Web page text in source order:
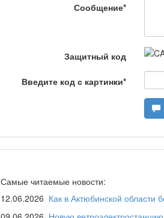
Станем чемпионами
Дәрігер не айтады?
Сообщение*
Защитный код
Введите код с картинки*
Самые читаемые новости:
12.06.2026 Как в Актюбинской области